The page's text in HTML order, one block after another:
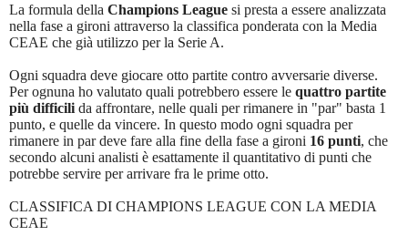
La formula della Champions League si presta a essere analizzata
nella fase a gironi attraverso la classifica ponderata con la Media
CEAE che già utilizzo per la Serie A.
Ogni squadra deve giocare otto partite contro avversarie diverse.
Per ognuna ho valutato quali potrebbero essere le quattro partite
più difficili da affrontare, nelle quali per rimanere in "par" basta 1
punto, e quelle da vincere. In questo modo ogni squadra per
rimanere in par deve fare alla fine della fase a gironi 16 punti, che
secondo alcuni analisti è esattamente il quantitativo di punti che
potrebbe servire per arrivare fra le prime otto.
CLASSIFICA DI CHAMPIONS LEAGUE CON LA MEDIA
CEAE